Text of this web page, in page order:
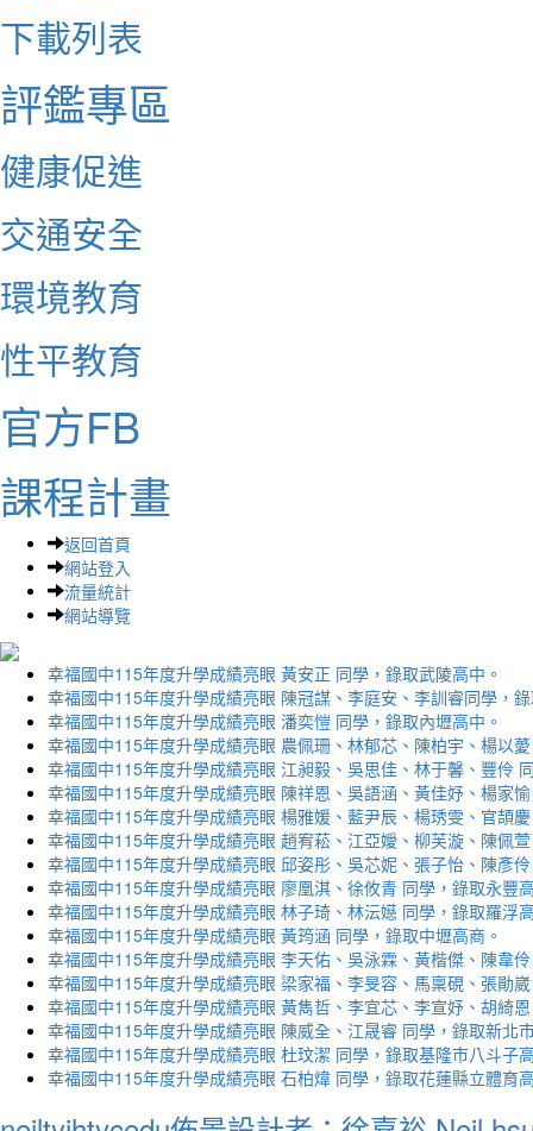
下載列表
評鑑專區
健康促進
交通安全
環境教育
性平教育
官方FB
課程計畫
返回首頁
網站登入
流量統計
網站導覽
幸福國中115年度升學成績亮眼 黃安正 同學，錄取武陵高中。
幸福國中115年度升學成績亮眼 陳冠謀、李庭安、李訓睿同學，
幸福國中115年度升學成績亮眼 潘奕愷 同學，錄取內壢高中。
幸福國中115年度升學成績亮眼 農佩珊、林郁芯、陳柏宇、楊以
幸福國中115年度升學成績亮眼 江昶毅、吳思佳、林于馨、豐伶
幸福國中115年度升學成績亮眼 陳祥恩、吳語涵、黃佳妤、楊家
幸福國中115年度升學成績亮眼 楊雅媛、藍尹辰、楊琇雯、官頡
幸福國中115年度升學成績亮眼 趙宥菘、江亞嬡、柳芙漩、陳佩
幸福國中115年度升學成績亮眼 邱姿彤、吳芯妮、張子怡、陳彥
幸福國中115年度升學成績亮眼 廖凰淇、徐攸青 同學，錄取永豐
幸福國中115年度升學成績亮眼 林子琦、林沄嬨 同學，錄取羅浮
幸福國中115年度升學成績亮眼 黃筠涵 同學，錄取中壢高商。
幸福國中115年度升學成績亮眼 李天佑、吳泳霖、黃楷傑、陳韋
幸福國中115年度升學成績亮眼 梁家福、李旻容、馬稟硯、張勛
幸福國中115年度升學成績亮眼 黃雋哲、李宜芯、李宣妤、胡綺
幸福國中115年度升學成績亮眼 陳威全、江晟睿 同學，錄取新北
幸福國中115年度升學成績亮眼 杜玟潔 同學，錄取基隆市八斗子
幸福國中115年度升學成績亮眼 石柏煒 同學，錄取花蓮縣立體育